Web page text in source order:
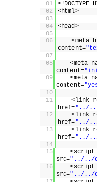
01
<!DOCTYPE
02
<html>
03
04
<head>
05
06
<meta
content=
07
08
<meta
content=
09
<meta
content=
10
11
<link
href="../../
12
<link
href="../../
13
<link
href="../../
14
15
<script
src="../../
16
<script
src="../../